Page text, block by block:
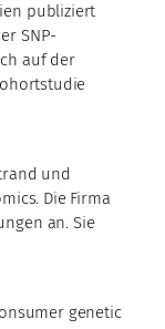
publiziert
SNP-
auf der
und
Die Firma
an. Sie
genetic